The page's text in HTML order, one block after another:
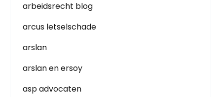
arbeidsrecht blog
arcus letselschade
arslan
arslan en ersoy
asp advocaten